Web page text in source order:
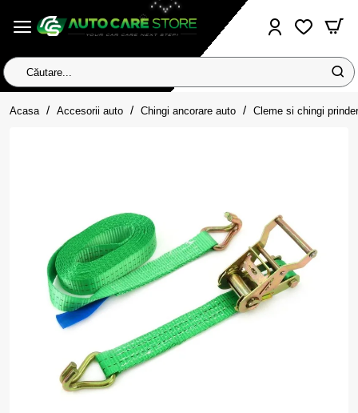
Căutare...
Acasa homeAccesorii auto Chingi ancorare auto Cleme si chingi